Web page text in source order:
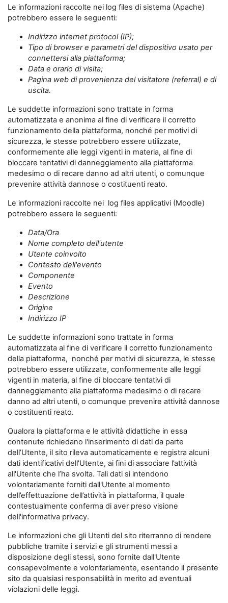
Le informazioni raccolte nei log files di sistema (Apache)
potrebbero essere le seguenti:
Indirizzo internet protocol (IP);
Tipo di browser e parametri del dispositivo usato per
connettersi alla piattaforma;
Data e orario di visita;
Pagina web di provenienza del visitatore (referral) e di
uscita.
Le suddette informazioni sono trattate in forma
automatizzata e anonima al fine di verificare il corretto
funzionamento della piattaforma, nonché per motivi di
sicurezza, le stesse potrebbero essere utilizzate,
conformemente alle leggi vigenti in materia, al fine di
bloccare tentativi di danneggiamento alla piattaforma
medesimo o di recare danno ad altri utenti, o comunque
prevenire attività dannose o costituenti reato.
Le informazioni raccolte nei log files applicativi (Moodle)
potrebbero essere le seguenti:
Data/Ora
Nome completo dell'utente
Utente coinvolto
Contesto dell'evento
Componente
Evento
Descrizione
Origine
Indirizzo IP
Le suddette informazioni sono trattate in forma
automatizzata al fine di verificare il corretto funzionamento
della piattaforma, nonché per motivi di sicurezza, le stesse
potrebbero essere utilizzate, conformemente alle leggi
vigenti in materia, al fine di bloccare tentativi di
danneggiamento alla piattaforma medesimo o di recare
danno ad altri utenti, o comunque prevenire attività dannose
o costituenti reato.
Qualora la piattaforma e le attività didattiche in essa
contenute richiedano l'inserimento di dati da parte
dell’Utente, il sito rileva automaticamente e registra alcuni
dati identificativi dell'Utente, ai fini di associare l’attività
all'Utente che l’ha svolta. Tali dati si intendono
volontariamente forniti dall'Utente al momento
dell’effettuazione dell’attività in piattaforma, il quale
contestualmente conferma di aver preso visione
dell'informativa privacy.
Le informazioni che gli Utenti del sito riterranno di rendere
pubbliche tramite i servizi e gli strumenti messi a
disposizione degli stessi, sono fornite dall'Utente
consapevolmente e volontariamente, esentando il presente
sito da qualsiasi responsabilità in merito ad eventuali
violazioni delle leggi.